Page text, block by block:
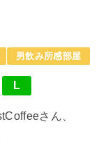
男飲み所感部屋
L
さん、